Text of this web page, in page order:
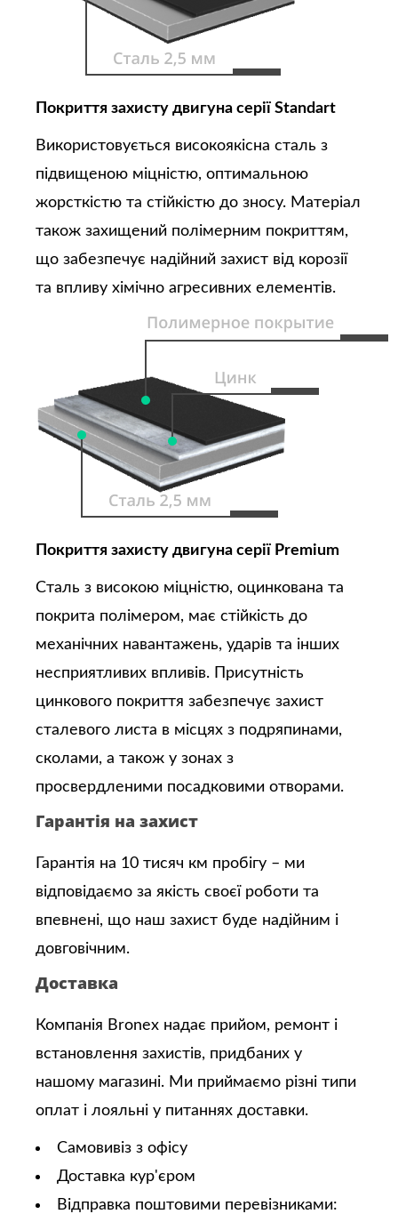
Покриття захисту двигуна серії Standart
Використовується високоякісна сталь з
підвищеною міцністю, оптимальною
жорсткістю та стійкістю до зносу. Матеріал
також захищений полімерним покриттям,
що забезпечує надійний захист від корозії
та впливу хімічно агресивних елементів.
Покриття захисту двигуна серії Premium
Сталь з високою міцністю, оцинкована та
покрита полімером, має стійкість до
механічних навантажень, ударів та інших
несприятливих впливів. Присутність
цинкового покриття забезпечує захист
сталевого листа в місцях з подряпинами,
сколами, а також у зонах з
просвердленими посадковими отворами.
Гарантія на захист
Гарантія на 10 тисяч км пробігу – ми
відповідаємо за якість своєї роботи та
впевнені, що наш захист буде надійним і
довговічним.
Доставка
Компанія Bronex надає прийом, ремонт і
встановлення захистів, придбаних у
нашому магазині. Ми приймаємо різні типи
оплат і лояльні у питаннях доставки.
Самовивіз з офісу
Доставка кур'єром
Відправка поштовими перевізниками: